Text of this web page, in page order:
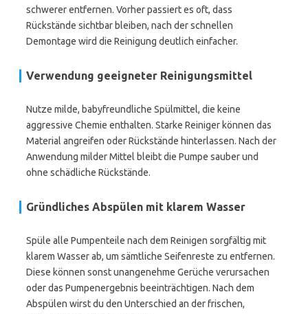
schwerer entfernen. Vorher passiert es oft, dass
Rückstände sichtbar bleiben, nach der schnellen
Demontage wird die Reinigung deutlich einfacher.
Verwendung geeigneter Reinigungsmittel
Nutze milde, babyfreundliche Spülmittel, die keine
aggressive Chemie enthalten. Starke Reiniger können das
Material angreifen oder Rückstände hinterlassen. Nach der
Anwendung milder Mittel bleibt die Pumpe sauber und
ohne schädliche Rückstände.
Gründliches Abspülen mit klarem Wasser
Spüle alle Pumpenteile nach dem Reinigen sorgfältig mit
klarem Wasser ab, um sämtliche Seifenreste zu entfernen.
Diese können sonst unangenehme Gerüche verursachen
oder das Pumpenergebnis beeinträchtigen. Nach dem
Abspülen wirst du den Unterschied an der frischen,